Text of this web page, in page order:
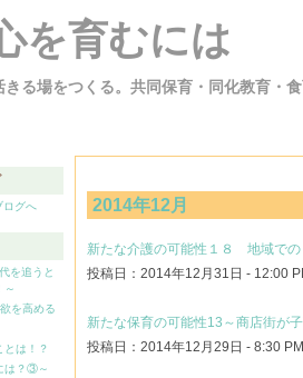
を育むには
る場をつくる。共同保育・同化教育・
を追うと
～
を高める
とは！？
は？③～
2014年12月
新たな介護の可能性１８ 地域での
投稿日：2014年12月31日 - 12:00
新たな保育の可能性13～商店街が
投稿日：2014年12月29日 - 8:30 PM